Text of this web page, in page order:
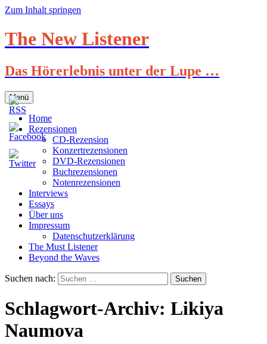
Zum Inhalt springen
The New Listener
Das Hörerlebnis unter der Lupe …
Menü
Home
Rezensionen
CD-Rezension
Konzertrezensionen
DVD-Rezensionen
Buchrezensionen
Notenrezensionen
Interviews
Essays
Über uns
Impressum
Datenschutzerklärung
The Must Listener
Beyond the Waves
Suchen nach:
Schlagwort-Archiv: Likiya
Naumova